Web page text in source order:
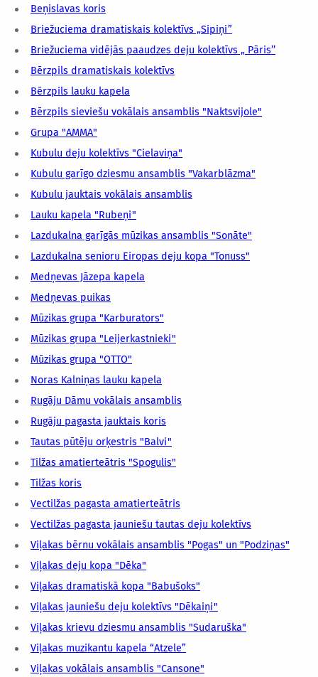
Beņislavas koris
Briežuciema dramatiskais kolektīvs „Sipiņi”
Briežuciema vidējās paaudzes deju kolektīvs „ Pāris’’
Bērzpils dramatiskais kolektīvs
Bērzpils lauku kapela
Bērzpils sieviešu vokālais ansamblis "Naktsvijole"
Grupa "AMMA"
Kubulu deju kolektīvs "Cielaviņa"
Kubulu garīgo dziesmu ansamblis "Vakarblāzma"
Kubulu jauktais vokālais ansamblis
Lauku kapela "Rubeņi"
Lazdukalna garīgās mūzikas ansamblis "Sonāte"
Lazdukalna senioru Eiropas deju kopa "Tonuss"
Medņevas Jāzepa kapela
Medņevas puikas
Mūzikas grupa "Karburators"
Mūzikas grupa "Leijerkastnieki"
Mūzikas grupa "OTTO"
Noras Kalniņas lauku kapela
Rugāju Dāmu vokālais ansamblis
Rugāju pagasta jauktais koris
Tautas pūtēju orķestris "Balvi"
Tilžas amatierteātris "Spogulis"
Tilžas koris
Vectilžas pagasta amatierteātris
Vectilžas pagasta jauniešu tautas deju kolektīvs
Viļakas bērnu vokālais ansamblis "Pogas" un "Podziņas"
Viļakas deju kopa "Dēka"
Viļakas dramatiskā kopa "Babušoks"
Viļakas jauniešu deju kolektīvs "Dēkaiņi"
Viļakas krievu dziesmu ansamblis "Sudaruška"
Viļakas muzikantu kapela “Atzele”
Viļakas vokālais ansamblis "Cansone"